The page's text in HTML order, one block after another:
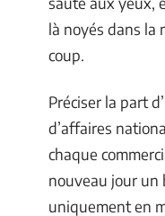
là noyés dans la
coup.
Préciser la part
d’affaires
chaque
nouveau jour un
uniquement en